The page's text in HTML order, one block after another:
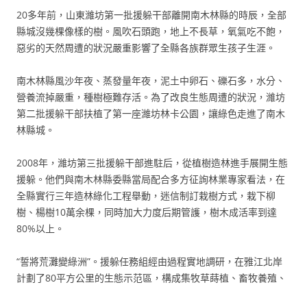
20多年前，山東濰坊第一批援躲干部離開南木林縣的時辰，全部
縣城沒幾棵像樣的樹。風吹石頭跑，地上不長草，氧氣吃不飽，
惡劣的天然周遭的狀況嚴重影響了全縣各族群眾生孩子生涯。
南木林縣風沙年夜、蒸發量年夜，泥土中卵石、礫石多，水分、
營養流掉嚴重，種樹極難存活。為了改良生態周遭的狀況，濰坊
第二批援躲干部扶植了第一座濰坊林卡公園，讓綠色走進了南木
林縣城。
2008年，濰坊第三批援躲干部進駐后，從植樹造林進手展開生態
援躲。他們與南木林縣委縣當局配合多方征詢林業專家看法，在
全縣實行三年造林綠化工程舉動，迷信制訂栽樹方式，栽下柳
樹、楊樹10萬余棵，同時加大力度后期管護，樹木成活率到達
80%以上。
“誓將荒灘變綠洲”。援躲任務組經由過程實地調研，在雅江北岸
計劃了80平方公里的生態示范區，構成集牧草蒔植、畜牧養殖、